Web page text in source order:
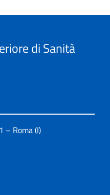
di Sanità
– Roma (I)